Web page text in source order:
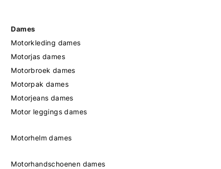
Dames
Motorkleding dames
Motorjas dames
Motorbroek dames
Motorpak dames
Motorjeans dames
Motor leggings dames
Motorhelm dames
Motorhandschoenen dames